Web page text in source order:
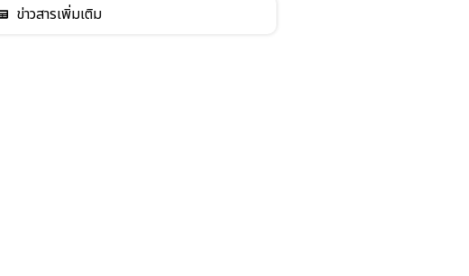
ข่าวสารเพิ่มเติม